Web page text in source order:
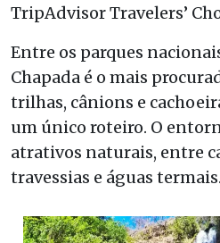
TripAdvisor Travelers’
Entre os parques
Chapada é o mais
trilhas, cânions e
um único roteiro. O
atrativos naturais, entre
travessias e águas termais.